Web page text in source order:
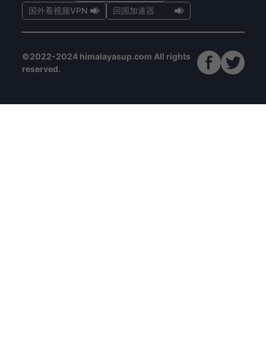
国外看视频VPN
回国加速器
©2022-2024 himalayasup.com All rights
reserved.